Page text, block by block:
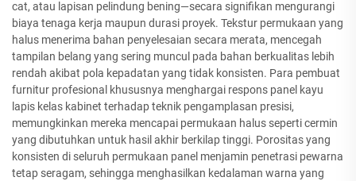
cat, atau lapisan pelindung bening—secara signifikan mengurangi
biaya tenaga kerja maupun durasi proyek. Tekstur permukaan yang
halus menerima bahan penyelesaian secara merata, mencegah
tampilan belang yang sering muncul pada bahan berkualitas lebih
rendah akibat pola kepadatan yang tidak konsisten. Para pembuat
furnitur profesional khususnya menghargai respons panel kayu
lapis kelas kabinet terhadap teknik pengamplasan presisi,
memungkinkan mereka mencapai permukaan halus seperti cermin
yang dibutuhkan untuk hasil akhir berkilap tinggi. Porositas yang
konsisten di seluruh permukaan panel menjamin penetrasi pewarna
tetap seragam, sehingga menghasilkan kedalaman warna yang